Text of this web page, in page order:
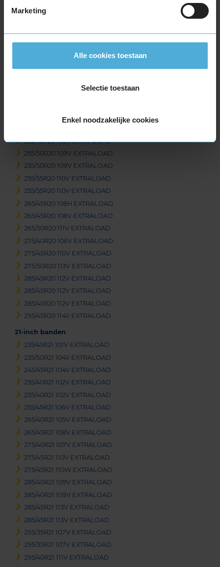
Marketing
Alle cookies toestaan
Selectie toestaan
Enkel noodzakelijke cookies
20-inch banden
235/50R20 104H EXTRALOAD
235/50R20 104V EXTRALOAD
235/55R20 105V EXTRALOAD
255/45R20 105V EXTRALOAD
255/45R20 105V EXTRALOAD
255/50R20 109V EXTRALOAD
255/50R20 109V EXTRALOAD
255/55R20 110V EXTRALOAD
255/55R20 110V EXTRALOAD
265/45R20 108H EXTRALOAD
265/45R20 108V EXTRALOAD
265/50R20 111V EXTRALOAD
275/40R20 106V EXTRALOAD
275/45R20 110V EXTRALOAD
275/50R20 113V EXTRALOAD
285/45R20 112V EXTRALOAD
285/45R20 112V EXTRALOAD
285/45R20 112V EXTRALOAD
295/45R20 114V EXTRALOAD
21-inch banden
235/45R21 101V EXTRALOAD
235/50R21 104V EXTRALOAD
245/45R21 104V EXTRALOAD
255/40R21 102V EXTRALOAD
255/40R21 102V EXTRALOAD
255/45R21 106V EXTRALOAD
265/40R21 105V EXTRALOAD
265/45R21 108V EXTRALOAD
275/40R21 107V EXTRALOAD
275/45R21 110V EXTRALOAD
275/45R21 110W EXTRALOAD
285/40R21 109V EXTRALOAD
285/40R21 109V EXTRALOAD
285/45R21 113V EXTRALOAD
285/45R21 113V EXTRALOAD
295/35R21 107V EXTRALOAD
295/35R21 107V EXTRALOAD
295/40R21 111V EXTRALOAD